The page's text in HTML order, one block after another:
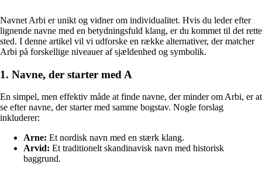
Navnet Arbi er unikt og vidner om individualitet. Hvis du leder efter
lignende navne med en betydningsfuld klang, er du kommet til det rette
sted. I denne artikel vil vi udforske en række alternativer, der matcher
Arbi på forskellige niveauer af sjældenhed og symbolik.
1. Navne, der starter med A
En simpel, men effektiv måde at finde navne, der minder om Arbi, er at
se efter navne, der starter med samme bogstav. Nogle forslag
inkluderer:
Arne: Et nordisk navn med en stærk klang.
Arvid: Et traditionelt skandinavisk navn med historisk
baggrund.